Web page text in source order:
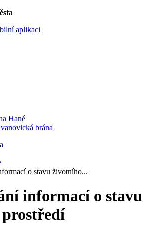
aplikaci
Hané
brána
o stavu životního...
informací o stavu